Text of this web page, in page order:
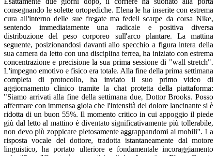
consegnando le solette ortopediche. Elena le ha inserite con estrema
cura all'interno delle sue fregate ma fedeli scarpe da corsa Nike,
sentendo immediatamente una radicale e positiva diversa
distribuzione del peso corporeo sull'arco plantare. La mattina
seguente, posizionandosi davanti allo specchio a figura intera della
sua camera da letto con una disciplina ferrea, ha iniziato con estrema
concentrazione e precisione la sua prima sessione di "wall stretch".
L'impegno emotivo e fisico era totale. Alla fine della prima settimana
completa di protocollo, ha inviato il suo primo video di
aggiornamento clinico tramite la chat protetta della piattaforma:
"Siamo arrivati alla fine della settimana due, Dottor Brooks. Posso
affermare con immensa gioia che l'intensità del dolore lancinante si è
ridotta di un buon 55%. Il momento critico in cui appoggio il piede
giù dal letto al mattino è diventato significativamente più tollerabile,
non devo più zoppicare pietosamente aggrappandomi ai mobili". La
risposta vocale del dottore, tradotta istantaneamente dal motore
linguistico, ha portato ulteriore e fondamentale incoraggiamento